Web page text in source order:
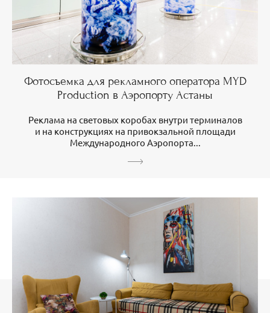
Фотосъемка для рекламного оператора MYD
Production в Аэропорту Астаны
Реклама на световых коробах внутри терминалов
и на конструкциях на привокзальной площади
Международного Аэропорта...